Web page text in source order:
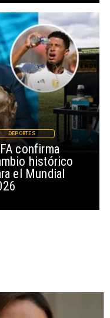
confirma
histórico
el Mundial
DEPORTES